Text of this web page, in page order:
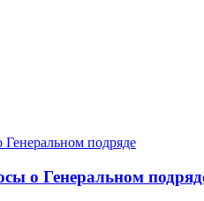
о Генеральном